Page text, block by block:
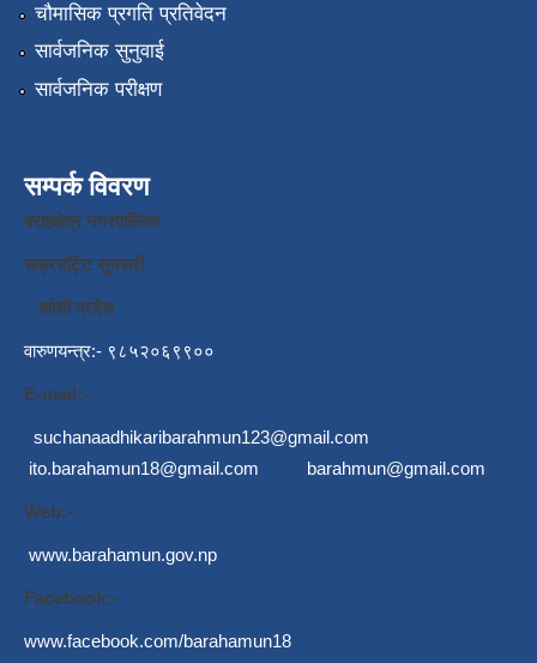
चौमासिक प्रगति प्रतिवेदन
सार्वजनिक सुनुवाई
सार्वजनिक परीक्षण
सम्पर्क विवरण
बराहक्षेत्र नगरपालिका
चक्रघट्टि सुनसरी
कोशी प्रदेश
वारुणयन्त्र:- ९८५२०६९९००
E-mail:-
suchanaadhikaribarahmun123@gmail.com
ito.barahamun18@gmail.com
barahmun@gmail.com
Web:-
www.barahamun.gov.np
Facebook:-
www.facebook.com/barahamun18